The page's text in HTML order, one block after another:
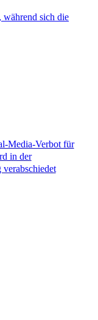
während sich die
Media-Verbot für
in der
verabschiedet